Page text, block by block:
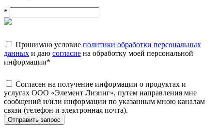
*
Принимаю условие политики обработки персональных
данных и даю согласие на обработку моей персональной
информации*
Согласен на получение информации о продуктах и
услугах ООО «Элемент Лизинг», путем направления мне
сообщений и/или информации по указанным мною каналам
связи (телефон и электронная почта).
Отправить запрос